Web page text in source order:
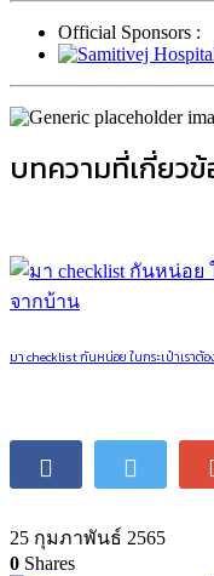
Official Sponsors :
บทความที่เกี่ยว
มา checklist กันหน่อย ในกระเป๋าเราต้
25 กุมภาพันธ์ 2565
0 Shares